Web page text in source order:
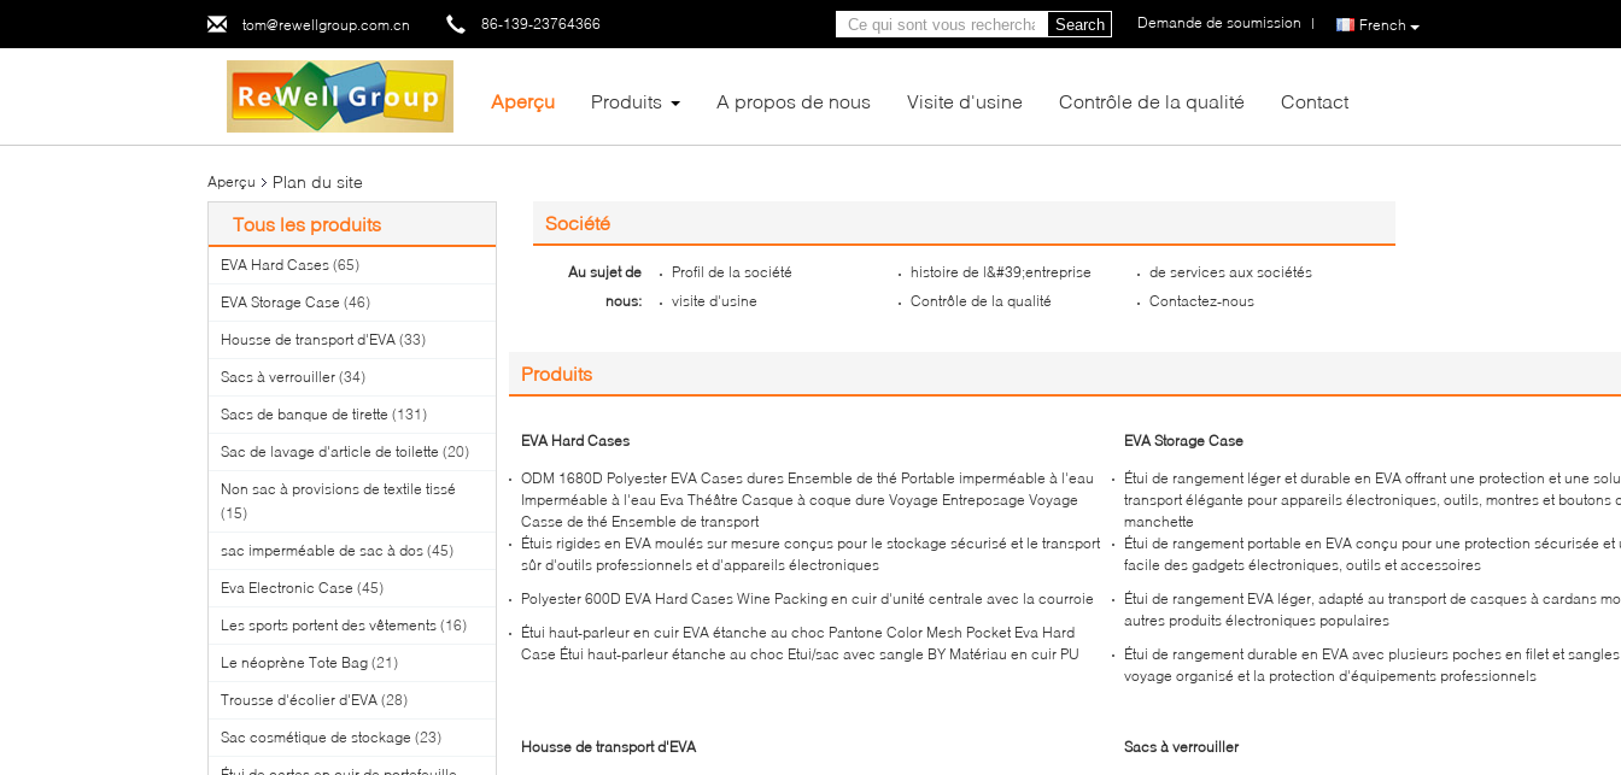
tom@rewellgroup.com.cn 86-139-23764366 French
Demande de soumission |
Search
Aperçu Produits A propos de nous Visite d'usine Contrôle de la qualité Contact
Aperçu Plan du site
Tous les produits
EVA Hard Cases (65)
EVA Storage Case (46)
Housse de transport d'EVA (33)
Sacs à verrouiller (34)
Sacs de banque de tirette (131)
Sac de lavage d'article de toilette (20)
Non sac à provisions de textile tissé
(15)
sac imperméable de sac à dos (45)
Eva Electronic Case (45)
Les sports portent des vêtements (16)
Le néoprène Tote Bag (21)
Trousse d'écolier d'EVA (28)
Sac cosmétique de stockage (23)
Société
Au sujet de
nous:
Profil de la société histoire de l&#39;entreprise
de services aux sociétés
visite d'usine
Contrôle de la qualité Contactez-nous
Produits
EVA Hard Cases
ODM 1680D Polyester EVA Cases dures Ensemble de thé Portable imperméable à l'eau
Imperméable à l'eau Eva Théâtre Casque à coque dure Voyage Entreposage Voyage
Casse de thé Ensemble de transport
Étuis rigides en EVA moulés sur mesure conçus pour le stockage sécurisé et le transport
sûr d'outils professionnels et d'appareils électroniques
Polyester 600D EVA Hard Cases Wine Packing en cuir d'unité centrale avec la courroie
Étui haut-parleur en cuir EVA étanche au choc Pantone Color Mesh Pocket Eva Hard
Case Étui haut-parleur étanche au choc Etui/sac avec sangle BY Matériau en cuir PU
EVA Storage Case
Étui de rangement léger et durable en EVA offrant une protection et une
transport élégante pour appareils électroniques, outils, montres et boutons
manchette
Étui de rangement portable en EVA conçu pour une protection sécurisée et
facile des gadgets électroniques, outils et accessoires
Étui de rangement EVA léger, adapté au transport de casques à cardans
autres produits électroniques populaires
Étui de rangement durable en EVA avec plusieurs poches en filet et
voyage organisé et la protection d'équipements professionnels
Housse de transport d'EVA Sacs à verrouiller